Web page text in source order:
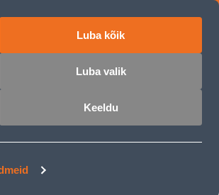
Luba kõik
Luba valik
Keeldu